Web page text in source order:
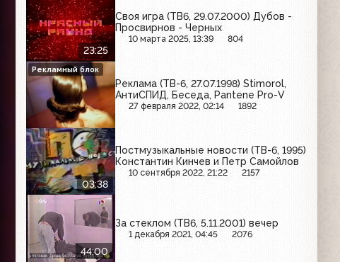
23:25
Своя игра (ТВ6, 29.07.2000) Дубов -
Просвирнов - Черных
10 марта 2025, 13:39 804
Реклама (ТВ-6, 27.07.1998) Stimorol,
АнтиСПИД, Беседа, Pantene Pro-V
27 февраля 2022, 02:14 1892
Рекламный блок
03:38
Постмузыкальные новости (ТВ-6, 1995)
Константин Кинчев и Петр Самойлов
10 сентября 2022, 21:22 2157
44:00
За стеклом (ТВ6, 5.11.2001) вечер
1 декабря 2021, 04:45 2076